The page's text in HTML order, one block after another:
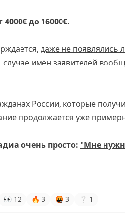
4000€ до 16000€.
даже не появлялись
имён заявителей
России, которые
продолжается уже
очень просто: "Мне
👀 12 🔥 3 🤬 3 ❔ 1